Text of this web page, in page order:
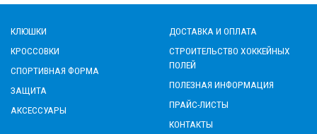
КЛЮШКИ
КРОССОВКИ
СПОРТИВНАЯ ФОРМА
ЗАЩИТА
АКСЕССУАРЫ
ДОСТАВКА И ОПЛАТА
СТРОИТЕЛЬСТВО ХОККЕЙНЫХ
ПОЛЕЙ
ПОЛЕЗНАЯ ИНФОРМАЦИЯ
ПРАЙС-ЛИСТЫ
КОНТАКТЫ